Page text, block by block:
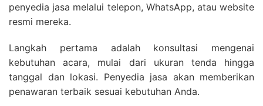
penyedia jasa melalui telepon, WhatsApp, atau website
resmi mereka.
Langkah pertama adalah konsultasi mengenai
kebutuhan acara, mulai dari ukuran tenda hingga
tanggal dan lokasi. Penyedia jasa akan memberikan
penawaran terbaik sesuai kebutuhan Anda.